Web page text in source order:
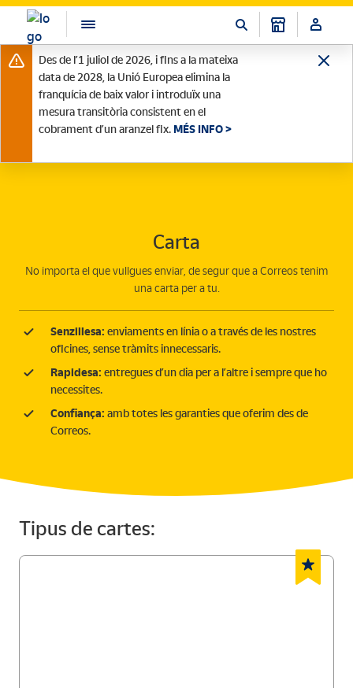
Des de l’1 juliol de 2026, i fins a la mateixa
data de 2028, la Unió Europea elimina la
franquícia de baix valor i introduïx una
mesura transitòria consistent en el
cobrament d’un aranzel fix. MÉS INFO >
Carta
No importa el que vullgues enviar, de segur que a Correos tenim
una carta per a tu.
Senzillesa: enviaments en línia o a través de les nostres
oficines, sense tràmits innecessaris.
Rapidesa: entregues d’un dia per a l’altre i sempre que ho
necessites.
Confiança: amb totes les garanties que oferim des de
Correos.
Tipus de cartes: